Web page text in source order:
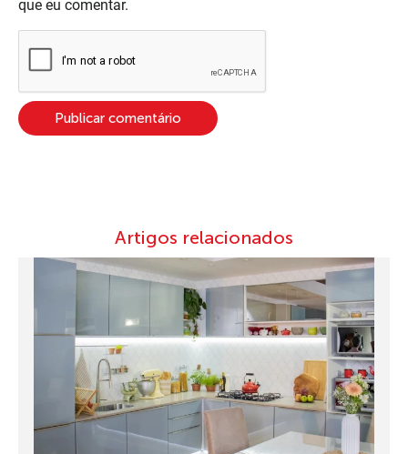
que eu comentar.
Artigos relacionados